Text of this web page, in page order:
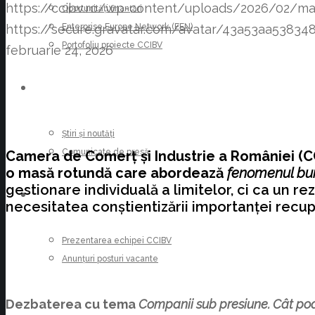
Oportunități finanțări
Enterprise Europe Network (EEN)
Portofoliu proiecte CCIBV
Știri și noutăți
Comunicate de presă
CARIERE
Prezentarea echipei CCIBV
Anunțuri posturi vacante
https://ccibv.ro/wp-content/uploads/2026/02/
https://secure.gravatar.com/avatar/
februarie 24, 2026
Camera de Comerț și Industrie a României
o masă rotundă care abordează fenomenul
gestionare individuală a limitelor, ci ca un
necesitatea conștientizării importanței
Dezbaterea cu tema Companii sub presiune. Cât